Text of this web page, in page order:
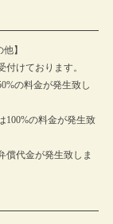
】
付けております。
の料金が発生致し
100%の料金が発生致
償代金が発生致しま